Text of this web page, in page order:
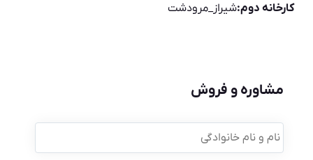
کارخانه دوم:شیراز_مرودشت
مشاوره و فروش
نام
و
نام